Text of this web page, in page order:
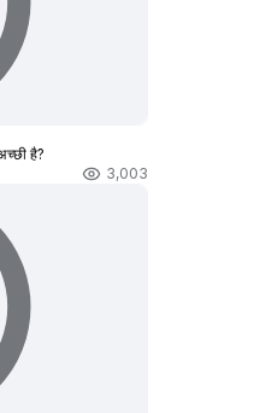
है?
3,003